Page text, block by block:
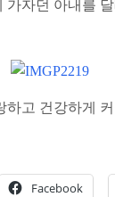
가자던 아내를
하고 건강하게
Facebook